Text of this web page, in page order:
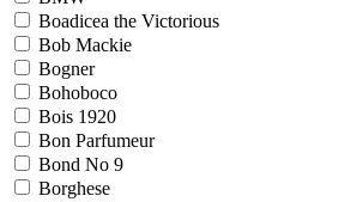
Boadicea the Victorious
Bob Mackie
Bogner
Bohoboco
Bois 1920
Bon Parfumeur
Bond No 9
Borghese